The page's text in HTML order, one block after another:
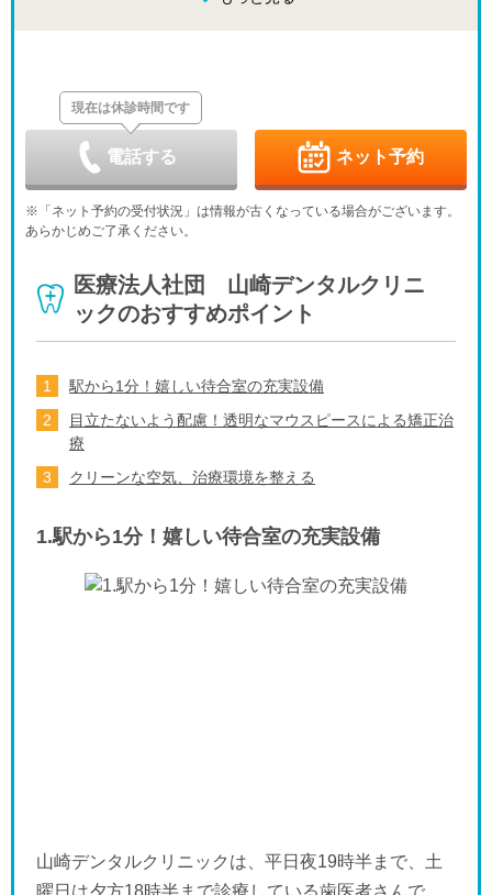
9/6
月
9/7
休
火
9/8
9/10
休
9/11
休
9/12
休 休 休
木
休
日
休
月
休
火
休 休
日
月
火
9/29
水
現在は休診時間です
電話する ネット予約
※「ネット予約の受付状況」は情報が古くなっている場合がございます。
あらかじめご了承ください。
医療法人社団 山崎デンタルクリニ
ックのおすすめポイント
駅から1分！嬉しい待合室の充実設備
目立たないよう配慮！透明なマウスピースによる矯正治
療
クリーンな空気、治療環境を整える
1.駅から1分！嬉しい待合室の充実設備
山崎デンタルクリニックは、平日夜19時半まで、土
曜日は夕方18時半まで診療している歯医者さんで